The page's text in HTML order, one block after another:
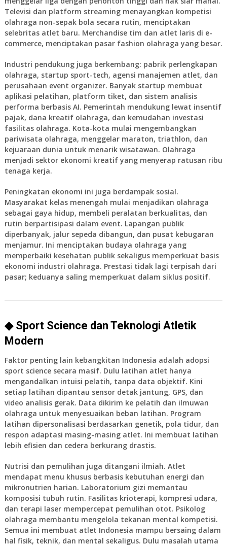
Televisi dan platform streaming menayangkan kompetisi
olahraga non-sepak bola secara rutin, menciptakan
selebritas atlet baru. Merchandise tim dan atlet laris di e-
commerce, menciptakan pasar fashion olahraga yang besar.
Industri pendukung juga berkembang: pabrik perlengkapan
olahraga, startup sport-tech, agensi manajemen atlet, dan
perusahaan event organizer. Banyak startup membuat
aplikasi pelatihan, platform tiket, dan sistem analisis
performa berbasis AI. Pemerintah mendukung lewat insentif
pajak, dana kreatif olahraga, dan kemudahan investasi
fasilitas olahraga. Kota-kota mulai mengembangkan
pariwisata olahraga, menggelar maraton, triathlon, dan
kejuaraan dunia untuk menarik wisatawan. Olahraga
menjadi sektor ekonomi kreatif yang menyerap ratusan ribu
tenaga kerja.
Peningkatan ekonomi ini juga berdampak sosial.
Masyarakat kelas menengah mulai menjadikan olahraga
sebagai gaya hidup, membeli peralatan berkualitas, dan
rutin berpartisipasi dalam event. Lapangan publik
diperbanyak, jalur sepeda dibangun, dan pusat kebugaran
menjamur. Ini menciptakan budaya olahraga yang
memperbaiki kesehatan publik sekaligus memperkuat basis
ekonomi industri olahraga. Prestasi tidak lagi terpisah dari
pasar; keduanya saling memperkuat dalam siklus positif.
◆ Sport Science dan Teknologi Atletik
Modern
Faktor penting lain kebangkitan Indonesia adalah adopsi
sport science secara masif. Dulu latihan atlet hanya
mengandalkan intuisi pelatih, tanpa data objektif. Kini
setiap latihan dipantau sensor detak jantung, GPS, dan
video analisis gerak. Data dikirim ke pelatih dan ilmuwan
olahraga untuk menyesuaikan beban latihan. Program
latihan dipersonalisasi berdasarkan genetik, pola tidur, dan
respon adaptasi masing-masing atlet. Ini membuat latihan
lebih efisien dan cedera berkurang drastis.
Nutrisi dan pemulihan juga ditangani ilmiah. Atlet
mendapat menu khusus berbasis kebutuhan energi dan
mikronutrien harian. Laboratorium gizi memantau
komposisi tubuh rutin. Fasilitas krioterapi, kompresi udara,
dan terapi laser mempercepat pemulihan otot. Psikolog
olahraga membantu mengelola tekanan mental kompetisi.
Semua ini membuat atlet Indonesia mampu bersaing dalam
hal fisik, teknik, dan mental sekaligus. Dulu masalah utama